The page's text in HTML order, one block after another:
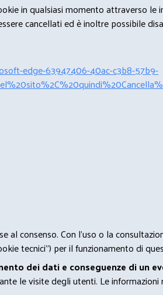
in qualsiasi momento attraverso le
cancellati ed è inoltre possibile
edge-63947406-40ac-c3b8-57b9-
al consenso. Con l'uso o la
tecnici”) per il funzionamento di
dei dati e conseguenze di un
le visite degli utenti. Le